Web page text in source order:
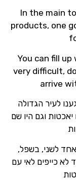
In the main
products, one
You can fill
very difficult,
arrive
לעיר הגדולה
מקום לים יאכטות וגם היו שם
,רציף עגינת הדינגי צפוף מאוד, נקשרים אחד לשני, בשפל
לא כייפים לאי עם